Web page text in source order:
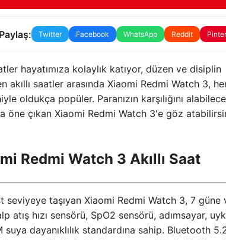
Paylaş: Twitter Facebook WhatsApp Reddit
hayatımıza kolaylık katıyor, düzen ve disiplin
saatler arasında Xiaomi Redmi Watch 3,
oldukça popüler. Paranızın karşılığını
öne çıkan Xiaomi Redmi Watch 3'e göz
Redmi Watch 3 Akıllı Saat
seviyeye taşıyan Xiaomi Redmi Watch 3, 7 güne
atış hızı sensörü, SpO2 sensörü, adımsayar,
dayanıklılık standardına sahip. Bluetooth